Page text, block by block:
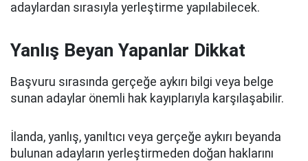
adaylardan sırasıyla yerleştirme yapılabilecek.
Yanlış Beyan Yapanlar Dikkat
Başvuru sırasında gerçeğe aykırı bilgi veya belge
sunan adaylar önemli hak kayıplarıyla karşılaşabilir.
İlanda, yanlış, yanıltıcı veya gerçeğe aykırı beyanda
bulunan adayların yerleştirmeden doğan haklarını